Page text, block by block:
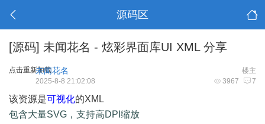
源码区
[源码] 未闻花名 - 炫彩界面库UI XML 分享
点击重新加载 楼主
未闻花名
3967 7
2025-8-8 21:02:08
该资源是可视化的XML
包含大量SVG，支持高DPI缩放